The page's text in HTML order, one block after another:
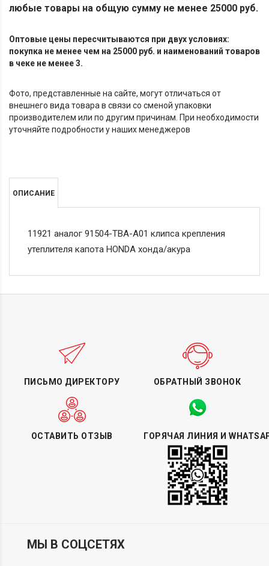
любые товары на общую сумму не менее 25000 руб.
Оптовые цены пересчитываются при двух условиях:
покупка не менее чем на 25000 руб. и наименований товаров
в чеке не менее 3.
Фото, представленные на сайте, могут отличаться от
внешнего вида товара в связи со сменой упаковки
производителем или по другим причинам. При необходимости
уточняйте подробности у наших менеджеров
ОПИСАНИЕ
11921 аналог 91504-TBA-A01 клипса крепления
утеплителя капота HONDA хонда/акура
ПИСЬМО ДИРЕКТОРУ ОБРАТНЫЙ ЗВОНОК
ОСТАВИТЬ ОТЗЫВ ГОРЯЧАЯ ЛИНИЯ И
МЫ В СОЦСЕТЯХ